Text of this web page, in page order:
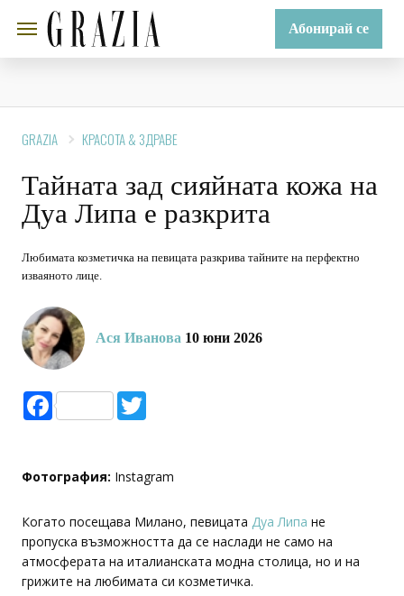
Абонирай се
GRAZIA КРАСОТА & ЗДРАВЕ
Тайната зад сияйната кожа на
Дуа Липа e разкрита
Любимата козметичка на певицата разкрива тайните на перфектно
изваяното лице.
Ася Иванова 10 юни 2026
Facebook
Фотография: Instagram
Когато посещава Милано, певицата Дуа Липа не
пропуска възможността да се наслади не само на
атмосферата на италианската модна столица, но и на
грижите на любимата си козметичка.